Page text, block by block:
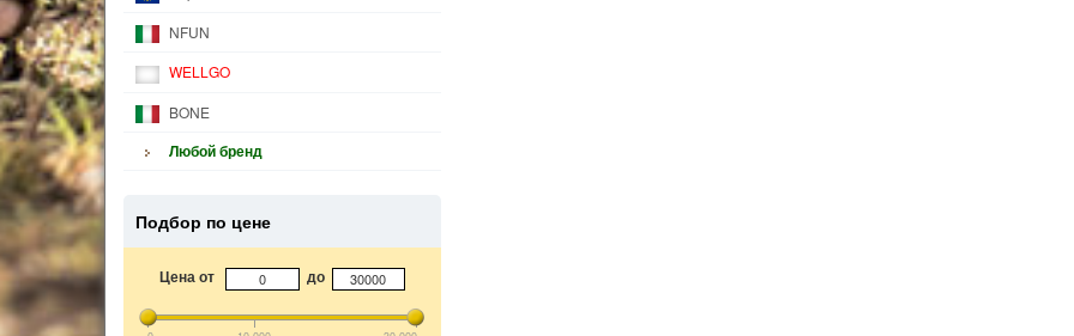
NFUN
WELLGO
BONE
Любой бренд
Подбор по цене
Цена от до